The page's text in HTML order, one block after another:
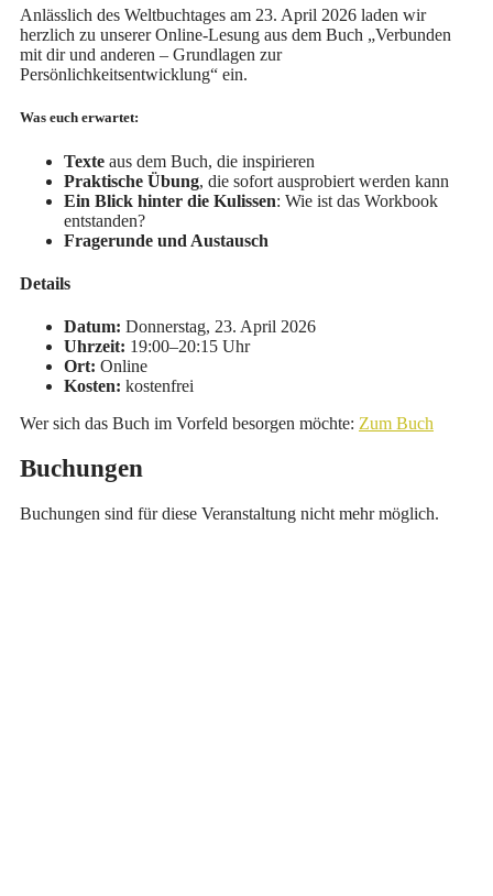
Anlässlich des Weltbuchtages am 23. April 2026 laden wir
herzlich zu unserer Online-Lesung aus dem Buch „Verbunden
mit dir und anderen – Grundlagen zur
Persönlichkeitsentwicklung“ ein.
Was euch erwartet:
Texte aus dem Buch, die inspirieren
Praktische Übung, die sofort ausprobiert werden kann
Ein Blick hinter die Kulissen: Wie ist das Workbook
entstanden?
Fragerunde und Austausch
Details
Datum: Donnerstag, 23. April 2026
Uhrzeit: 19:00–20:15 Uhr
Ort: Online
Kosten: kostenfrei
Wer sich das Buch im Vorfeld besorgen möchte: Zum Buch
Buchungen
Buchungen sind für diese Veranstaltung nicht mehr möglich.